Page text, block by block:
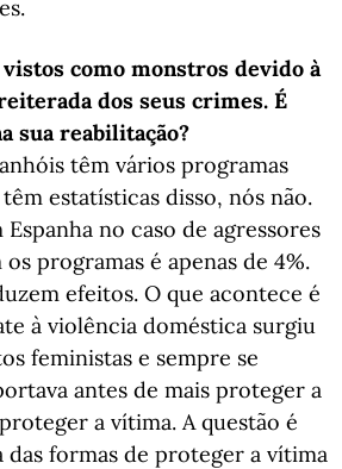
como monstros devido à
dos seus crimes. É
sua reabilitação?
têm vários programas
estatísticas disso, nós não.
no caso de agressores
programas é apenas de 4%.
efeitos. O que acontece é
à violência doméstica surgiu
feministas e sempre se
antes de mais proteger a
a vítima. A questão é
das formas de proteger a vítima